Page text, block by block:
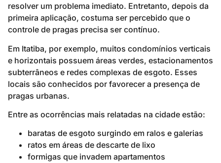
resolver um problema imediato. Entretanto, depois da
primeira aplicação, costuma ser percebido que o
controle de pragas precisa ser contínuo.
Em Itatiba, por exemplo, muitos condomínios verticais
e horizontais possuem áreas verdes, estacionamentos
subterrâneos e redes complexas de esgoto. Esses
locais são conhecidos por favorecer a presença de
pragas urbanas.
Entre as ocorrências mais relatadas na cidade estão:
baratas de esgoto surgindo em ralos e galerias
ratos em áreas de descarte de lixo
formigas que invadem apartamentos